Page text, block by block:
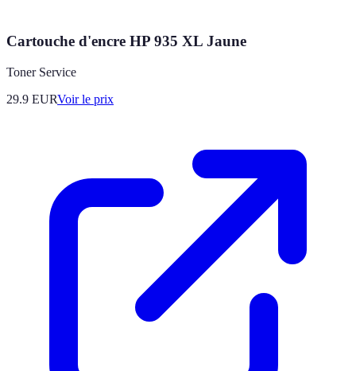
Cartouche d'encre HP 935 XL Jaune
Toner Service
29.9 EURVoir le prix